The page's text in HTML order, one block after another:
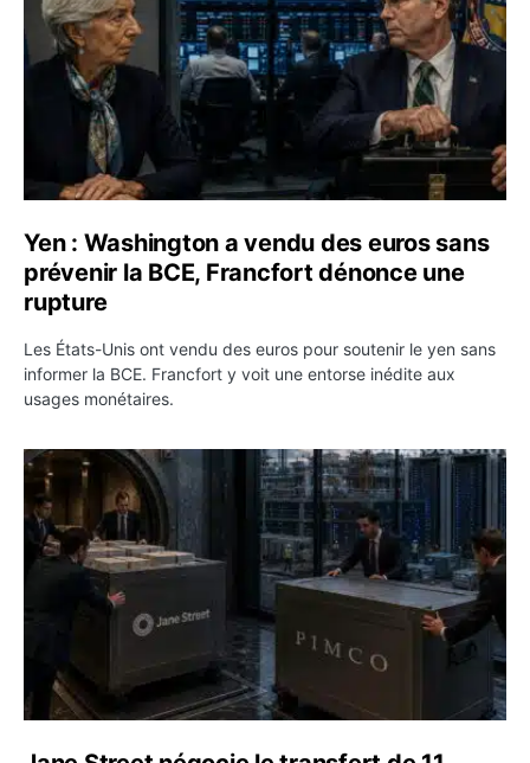
Yen : Washington a vendu des euros sans
prévenir la BCE, Francfort dénonce une
rupture
Les États-Unis ont vendu des euros pour soutenir le yen sans
informer la BCE. Francfort y voit une entorse inédite aux
usages monétaires.
Jane Street négocie le transfert de 11 milliards de